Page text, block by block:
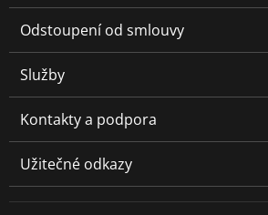
Odstoupení od smlouvy
Služby
Kontakty a podpora
Užitečné odkazy